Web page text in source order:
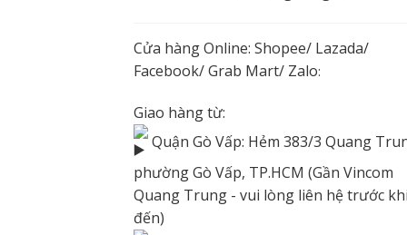
Cửa hàng Online: Shopee/ Lazada/
Facebook/ Grab Mart/ Zalo:
Giao hàng từ:
Quận Gò Vấp: Hẻm 383/3 Quang
phường Gò Vấp, TP.HCM (Gần Vincom
Quang Trung - vui lòng liên hệ trước khi
đến)